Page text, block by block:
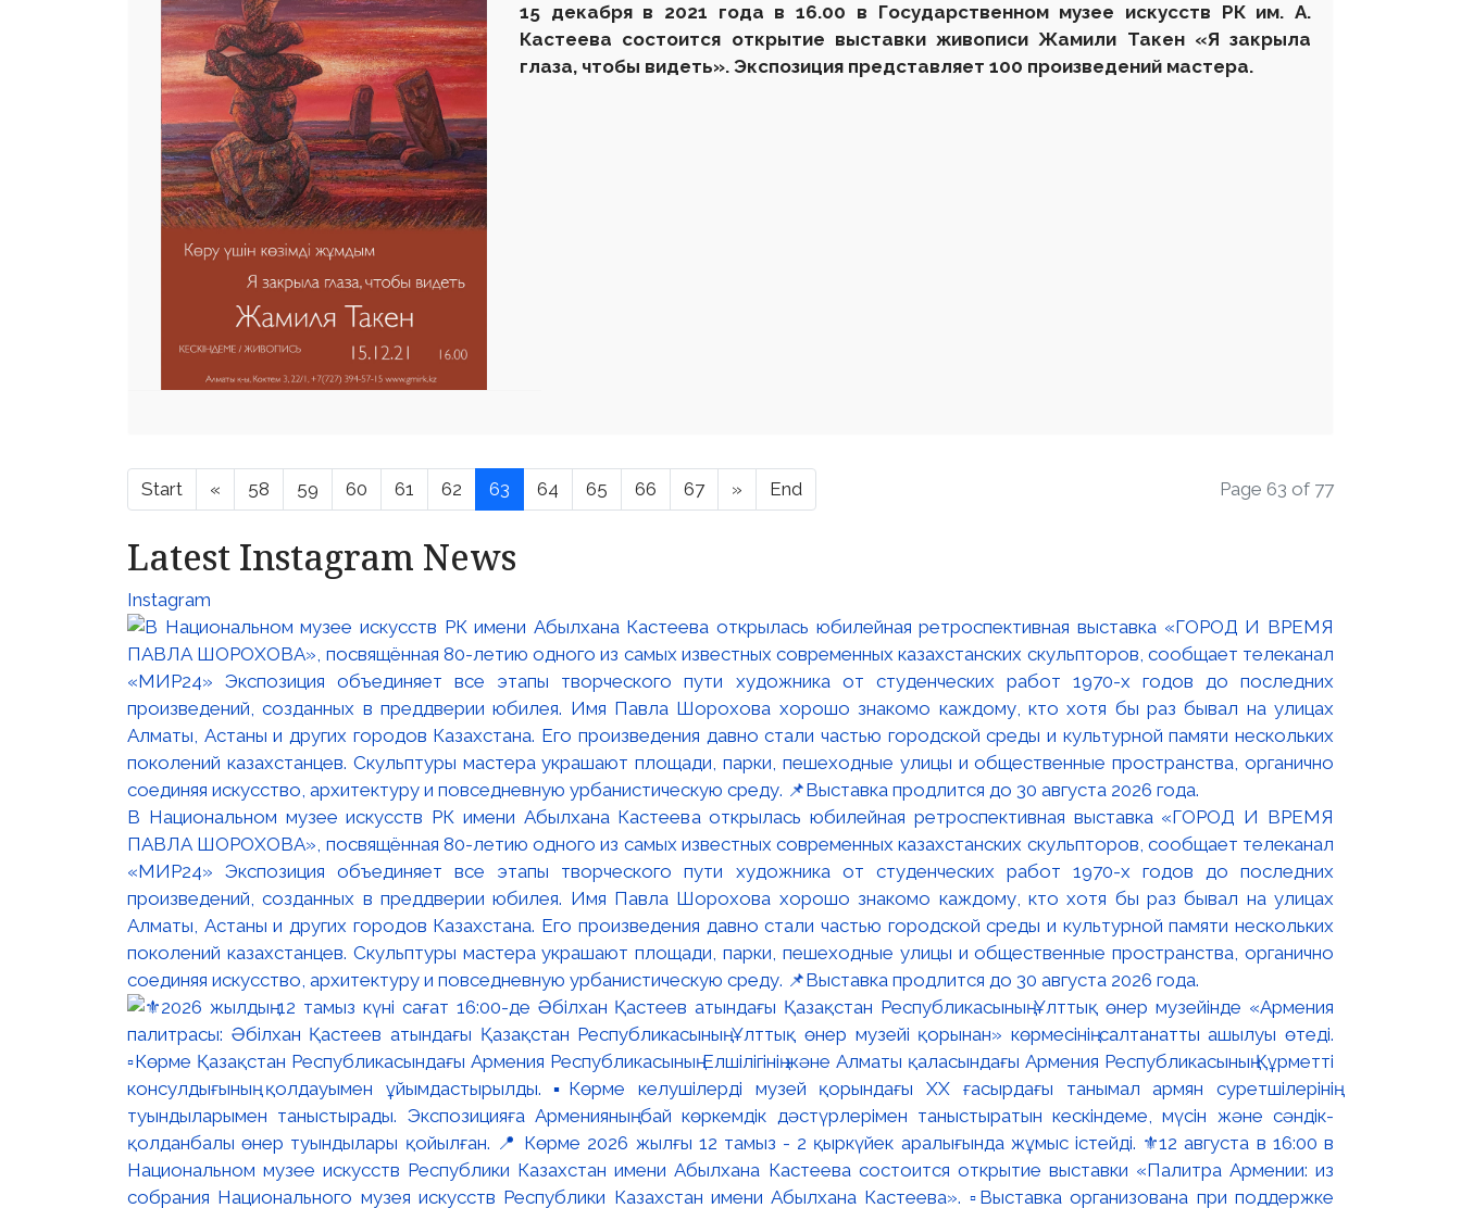
15 декабря в 2021 года в 16.00 в Государственном музее искусств РК им. А.
Кастеева состоится открытие выставки живописи Жамили Такен «Я закрыла
глаза, чтобы видеть». Экспозиция представляет 100 произведений мастера.
Start « 58 59 60 61 62 63 64 65 66 67 » End Page 63 of 77
Latest Instagram News
Instagram
В Национальном музее искусств РК имени Абылхана Кастеева открылась юбилейная ретроспективная выставка «ГОРОД И ВРЕМЯ
ПАВЛА ШОРОХОВА», посвящённая 80-летию одного из самых известных современных казахстанских скульпторов, сообщает телеканал
«МИР24» Экспозиция объединяет все этапы творческого пути художника от студенческих работ 1970-х годов до последних
произведений, созданных в преддверии юбилея. Имя Павла Шорохова хорошо знакомо каждому, кто хотя бы раз бывал на улицах
Алматы, Астаны и других городов Казахстана. Его произведения давно стали частью городской среды и культурной памяти нескольких
поколений казахстанцев. Скульптуры мастера украшают площади, парки, пешеходные улицы и общественные пространства, органично
соединяя искусство, архитектуру и повседневную урбанистическую среду. 📌Выставка продлится до 30 августа 2026 года.